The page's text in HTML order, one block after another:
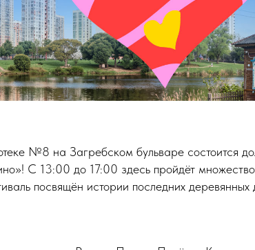
№8 на Загребском бульваре состоится
С 13:00 до 17:00 здесь пройдёт
посвящён истории последних деревянных